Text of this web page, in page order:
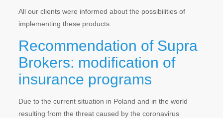
All our clients were informed about the possibilities of
implementing these products.
Recommendation of Supra
Brokers: modification of
insurance programs
Due to the current situation in Poland and in the world
resulting from the threat caused by the coronavirus